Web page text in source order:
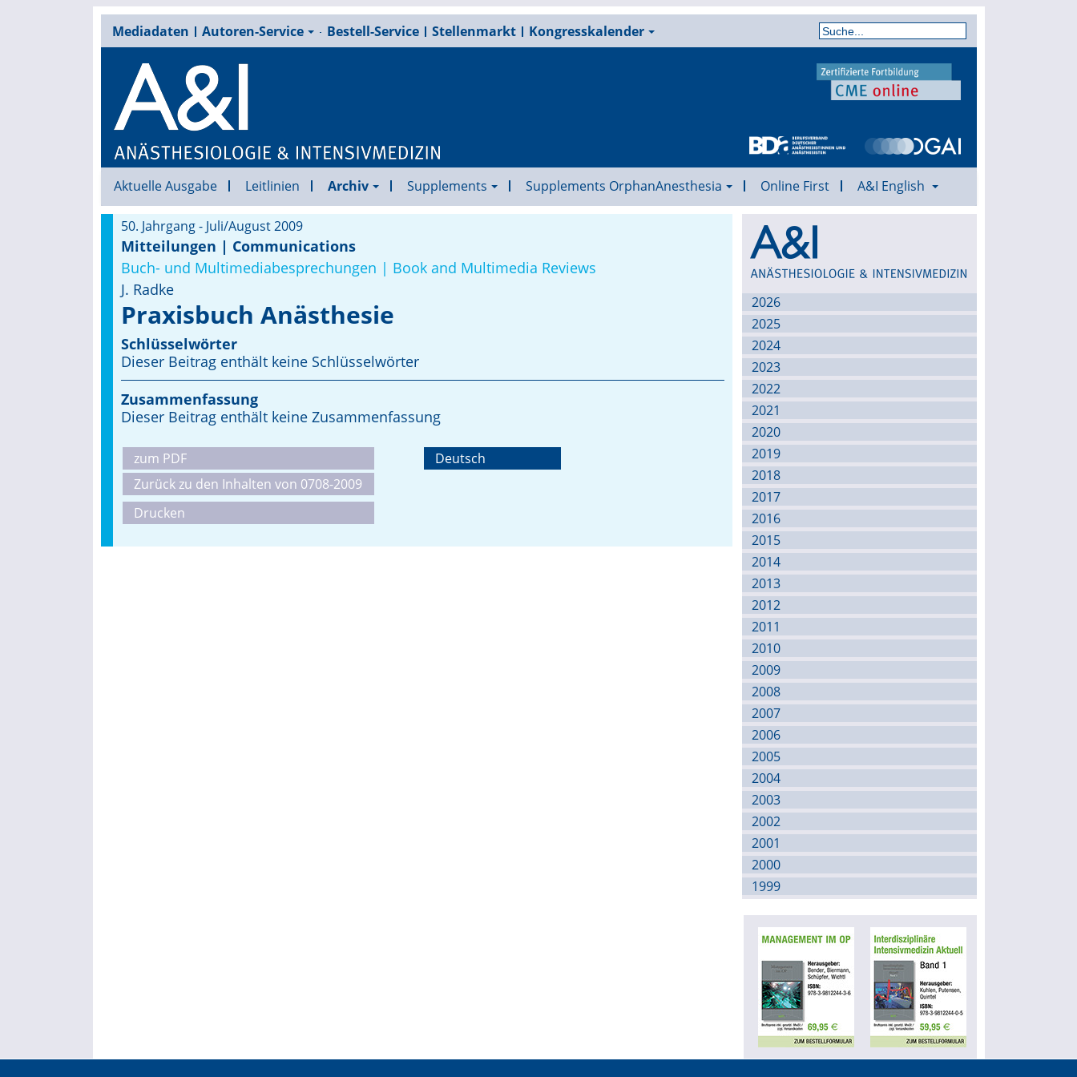
Mediadaten Autoren-Service Bestell-Service Stellenmarkt Kongresskalender
Aktuelle Ausgabe Leitlinien Archiv Supplements Supplements OrphanAnesthesia Online First A&I English
50. Jahrgang - Juli/August 2009
Mitteilungen | Communications
Buch- und Multimediabesprechungen | Book and Multimedia Reviews
J. Radke
Praxisbuch Anästhesie
Schlüsselwörter
Dieser Beitrag enthält keine Schlüsselwörter
Zusammenfassung
Dieser Beitrag enthält keine Zusammenfassung
zum PDF
Zurück zu den Inhalten von 0708-2009
Drucken
Deutsch
Archiv
2026
2025
2024
2023
2022
2021
2020
2019
2018
2017
2016
2015
2014
2013
2012
2011
2010
2009
2008
2007
2006
2005
2004
2003
2002
2001
2000
1999